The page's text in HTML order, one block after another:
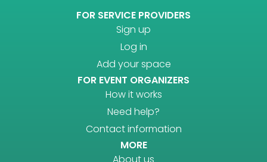
FOR SERVICE PROVIDERS
Sign up
Log in
Add your space
FOR EVENT ORGANIZERS
How it works
Need help?
Contact information
MORE
About us